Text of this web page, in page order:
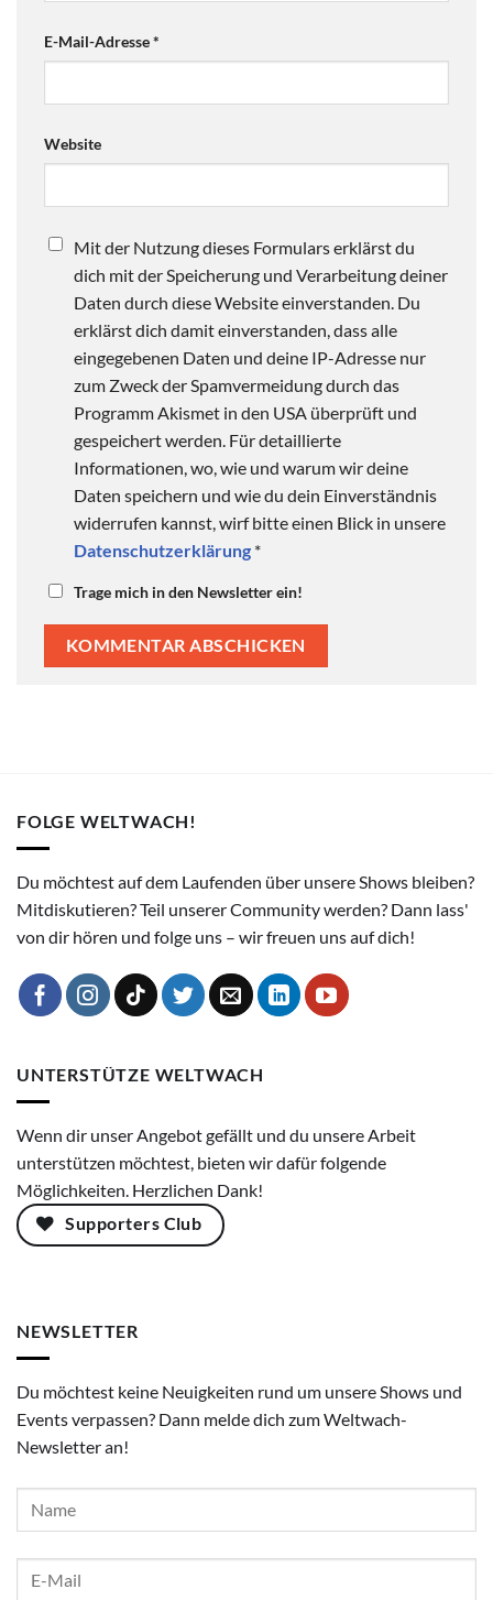
E-Mail-Adresse*
Website
Mit der Nutzung dieses Formulars erklärst du
dich mit der Speicherung und Verarbeitung deiner
Daten durch diese Website einverstanden. Du
erklärst dich damit einverstanden, dass alle
eingegebenen Daten und deine IP-Adresse nur
zum Zweck der Spamvermeidung durch das
Programm Akismet in den USA überprüft und
gespeichert werden. Für detaillierte
Informationen, wo, wie und warum wir deine
Daten speichern und wie du dein Einverständnis
widerrufen kannst, wirf bitte einen Blick in unsere
Datenschutzerklärung *
Trage mich in den Newsletter ein!
FOLGE WELTWACH!
Du möchtest auf dem Laufenden über unsere Shows bleiben?
Mitdiskutieren? Teil unserer Community werden? Dann lass'
von dir hören und folge uns – wir freuen uns auf dich!
UNTERSTÜTZE WELTWACH
Wenn dir unser Angebot gefällt und du unsere Arbeit
unterstützen möchtest, bieten wir dafür folgende
Möglichkeiten. Herzlichen Dank!
Supporters Club
NEWSLETTER
Du möchtest keine Neuigkeiten rund um unsere Shows und
Events verpassen? Dann melde dich zum Weltwach-
Newsletter an!